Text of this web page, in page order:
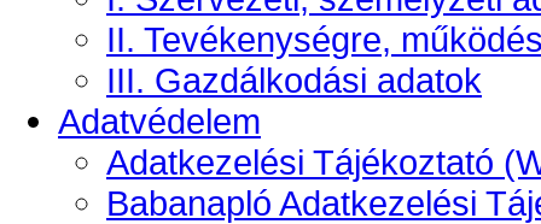
II. Tevékenységre,
III. Gazdálkodási adatok
Adatvédelem
Adatkezelési Tájékoztató
Babanapló Adatkezelési